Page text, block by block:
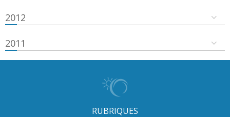
2012
2011
RUBRIQUES